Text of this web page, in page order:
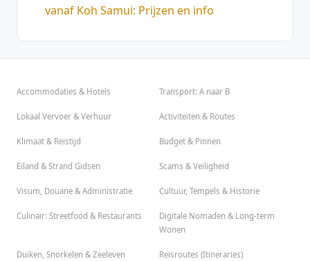
vanaf Koh Samui: Prijzen en info
Accommodaties & Hotels Transport: A naar B
Lokaal Vervoer & Verhuur Activiteiten & Routes
Klimaat & Reistijd Budget & Pinnen
Eiland & Strand Gidsen Scams & Veiligheid
Visum, Douane & Administratie Cultuur, Tempels & Historie
Culinair: Streetfood & Restaurants
Digitale Nomaden & Long-term
Wonen
Duiken, Snorkelen & Zeeleven Reisroutes (Itineraries)